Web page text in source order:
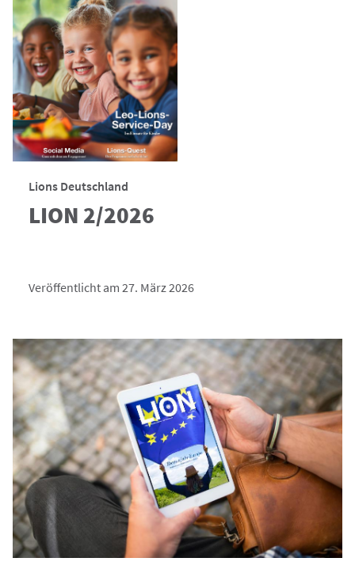
Lions Deutschland
LION 2/2026
Veröffentlicht am 27. März 2026